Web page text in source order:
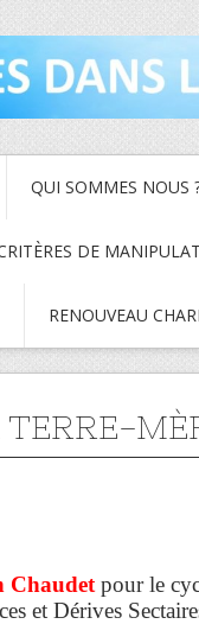
QUI SOMMES NOUS
DE
RENOUVEAU
Chaudet pour le
et Dérives